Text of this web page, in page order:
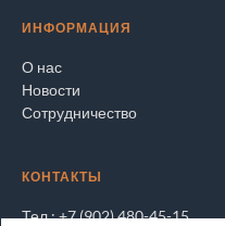
ИНФОРМАЦИЯ
О нас
Новости
Сотрудничество
КОНТАКТЫ
Тел.: +7 (902) 480-45-15